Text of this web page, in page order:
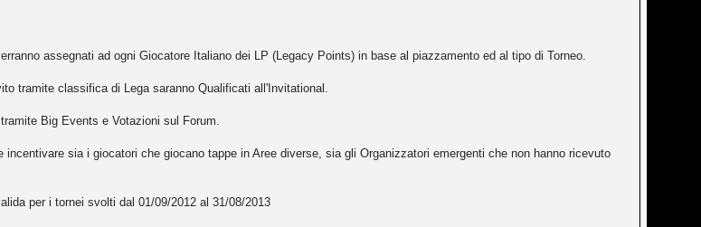
assegnati ad ogni Giocatore Italiano dei LP (Legacy Points) in base al piazzamento ed al tipo di Torneo.
tramite classifica di Lega saranno Qualificati all'Invitational.
Big Events e Votazioni sul Forum.
sia i giocatori che giocano tappe in Aree diverse, sia gli Organizzatori emergenti che non hanno ricevuto
per i tornei svolti dal 01/09/2012 al 31/08/2013